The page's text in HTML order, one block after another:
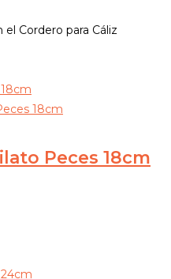
Cordero para Cáliz
Peces 18cm